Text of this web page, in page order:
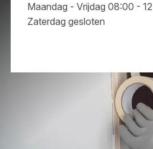
Maandag - Vrijdag 08:00 -
Zaterdag gesloten